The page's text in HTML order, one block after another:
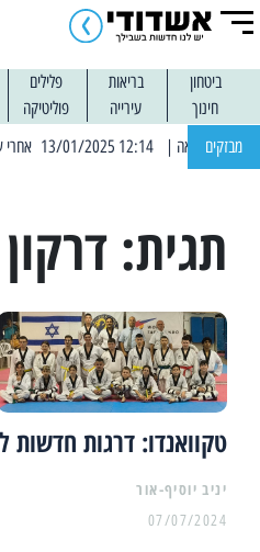
ביטחון בריאות פלילים
חינוך
עירייה פוליטיקה
מבזקים
תגית:
טקוואנדו: דרגות חדשות
יניב יוסיף-אור
07/07/2024